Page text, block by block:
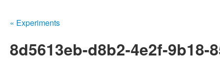
« Experiments
8d5613eb-d8b2-4e2f-9b18-